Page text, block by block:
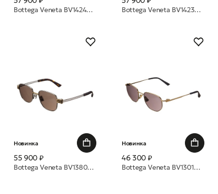
Bottega Veneta BV1424OA 001 50 оправа Bottega Veneta BV1423OA 002 50 оправа
Новинка
55 900 ₽
Bottega Veneta BV1380S 001 51 очки с/з
Новинка
46 300 ₽
Bottega Veneta BV1301S 005 52 очки с/з